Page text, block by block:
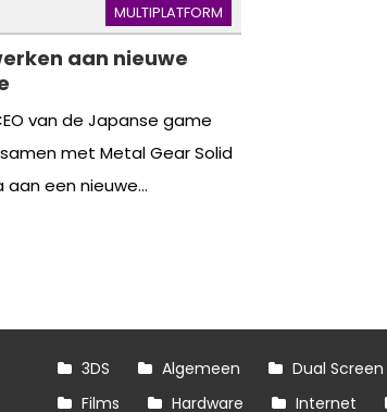
MULTIPLATFORM
aan nieuwe
van de Japanse game
met Metal Gear Solid
een nieuwe...
3DS Algemeen Dual Screen
Films
Hardware Internet